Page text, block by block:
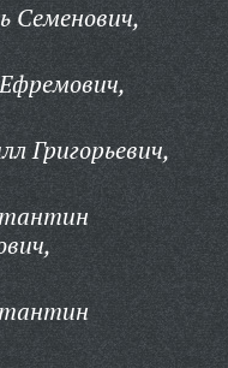
Семенович,
Григорьевич,